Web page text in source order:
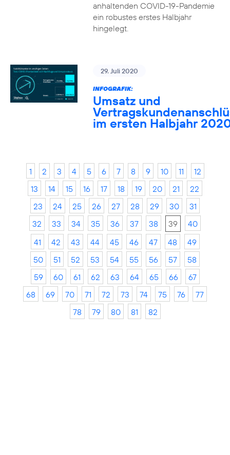
anhaltenden COVID-19-Pandemie
ein robustes erstes Halbjahr
hingelegt.
29. Juli 2020
INFOGRAFIK:
Umsatz und
im ersten Halbjahr
1 2 3 4 5 6 7 8 9 10 11
12
13
14 15 16 17 18 19 20 21
22
23
24 25 26 27 28 29 30
31
32
33 34 35 36 37 38 39
40
41
42 43 44 45 46 47 48
49
50
51 52 53 54 55 56 57
58
59
60 61 62 63 64 65 66
67
68
69 70 71 72 73 74 75 76
77
78
79 80 81 82